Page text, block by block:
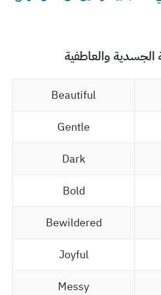
Beautiful
Gentle
Dark
Bold
Bewildered
Joyful
Messy